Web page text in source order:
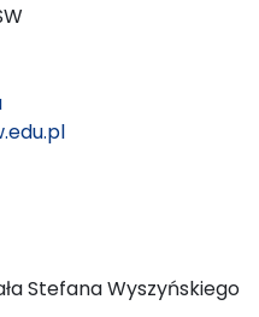
Stefana Wyszyńskiego